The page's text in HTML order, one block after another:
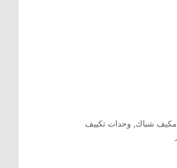
مكيف شباك, وحدات تكييف